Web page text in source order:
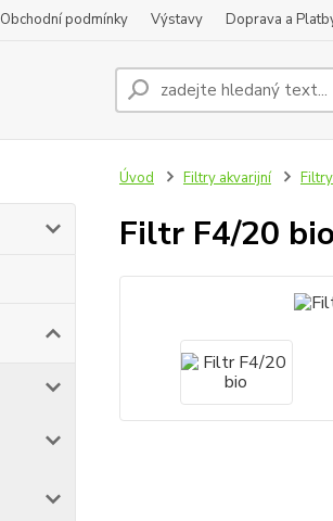
Obchodní podmínky Výstavy Doprava a
Úvod Filtry akvarijní
Filtr F4/20 bio